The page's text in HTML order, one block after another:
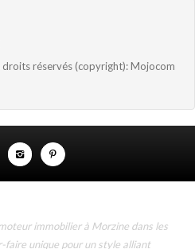
réservés (copyright): Mojocom
immobilier à Morzine dans les
faire unique pour un style alliant